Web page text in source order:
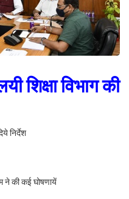
शिक्षा विभाग की
निर्देश
ने की कई घोषणायें